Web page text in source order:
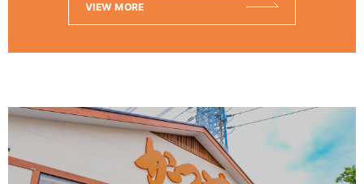
VIEW MORE